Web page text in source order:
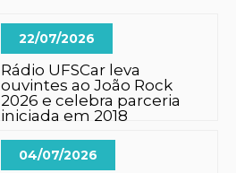
22/07/2026
Rádio UFSCar leva
ouvintes ao João Rock
2026 e celebra parceria
iniciada em 2018
04/07/2026